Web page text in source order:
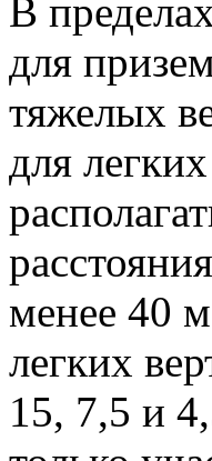
В
для
тяжелых
для
менее 40
легких
15, 7,5 и